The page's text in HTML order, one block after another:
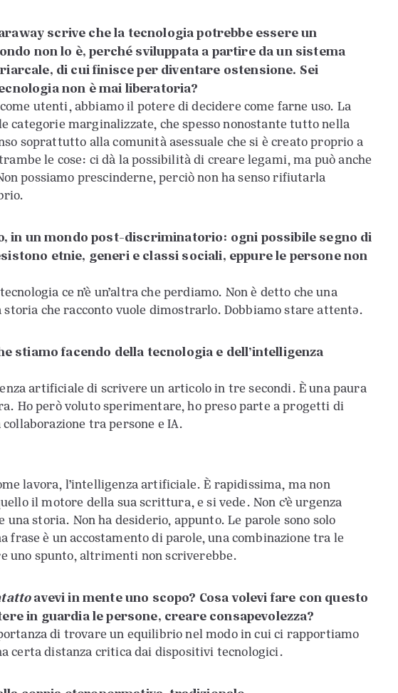
scrive che la tecnologia potrebbe essere un
non lo è, perché sviluppata a partire da un sistema
di cui finisce per diventare ostensione. Sei
non è mai liberatoria?
utenti, abbiamo il potere di decidere come farne uso. La
marginalizzate, che spesso nonostante tutto nella
soprattutto alla comunità asessuale che si è creato proprio a
le cose: ci dà la possibilità di creare legami, ma può anche
possiamo prescinderne, perciò non ha senso rifiutarla
in un mondo post-discriminatorio: ogni possibile segno di
etnie, generi e classi sociali, eppure le persone non
ce n’è un’altra che perdiamo. Non è detto che una
che racconto vuole dimostrarlo. Dobbiamo stare attentə.
stiamo facendo della tecnologia e dell’intelligenza
artificiale di scrivere un articolo in tre secondi. È una paura
Ho però voluto sperimentare, ho preso parte a progetti di
tra persone e IA.
lavora, l’intelligenza artificiale. È rapidissima, ma non
il motore della sua scrittura, e si vede. Non c’è urgenza
una storia. Non ha desiderio, appunto. Le parole sono solo
frase è un accostamento di parole, una combinazione tra le
spunto, altrimenti non scriverebbe.
avevi in mente uno scopo? Cosa volevi fare con questo
in guardia le persone, creare consapevolezza?
di trovare un equilibrio nel modo in cui ci rapportiamo
certa distanza critica dai dispositivi tecnologici.